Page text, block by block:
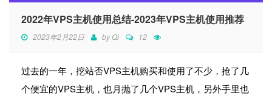
2022年VPS主机使用总结-2023年VPS主机使用推荐
2023年2月22日 byQi 12
过去的一年，挖站否VPS主机购买和使用了不少，抢了几
个便宜的VPS主机，也月抛了几个VPS主机，另外手里也